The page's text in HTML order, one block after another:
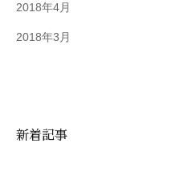
2018年4月
2018年3月
新着記事